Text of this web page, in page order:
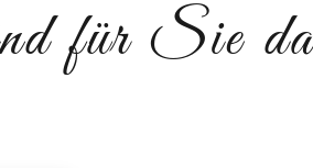
für Sie